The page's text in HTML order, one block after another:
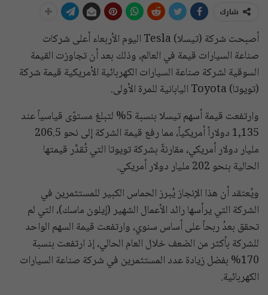
شارك
أصبحت شركة (تيسلا) Tesla اليوم الأربعاء أعلى شركات
صناعة السيارات قيمة في العالم، وذلك بعد أن تجاوزت القيمة
السوقية لشركة صناعة السيارات الكهربائية الأمريكية قيمة شركة
(تويوتا) Toyota اليابانية للمرة الأولى.
وارتفعت قيمة أسهم تيسلا بنسبة 5% لتبلغ مستوًى قياسياً عند
1,135 دولاراً أمريكياً، مما رفع قيمة الشركة إلى نحو 206.5
مليار دولار أمريكي، مقارنةً بشركة تويوتا التي تُقدَّر قيمتها
الحالية بنحو 202 مليار دولار أمريكي.
ويُعتقد أن هذا الإنجاز يُبرز الحماس الكبير للمستثمرين في
الشركة التي يرأسها رائد الأعمال الشهير (إيلون ماسك)، التي لم
تحقق بعدُ ربحاً على أساس سنوي، وارتفعت قيمة السهم الواحد
للشركة بأكثر من الضعف خلال العام الحالي، إذ ارتفعت بنسبة
170% بفضل زيادة عدد المستثمرين في شركة صناعة السيارات
الكهربائية.